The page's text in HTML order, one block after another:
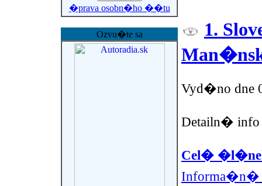
�prava osobn�ho ��tu
Ozvu�te sa
1.
Vyd�no dne
Detailn� info
Cel�
Informa�n�